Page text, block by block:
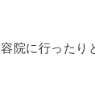
院に行ったり